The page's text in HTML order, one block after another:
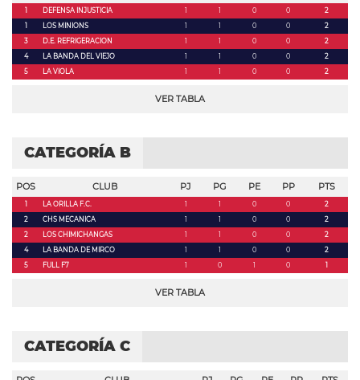
1 DEFENSA INJUSTICIA 1 1 0 0
2
1
LOS MINIONS 1 1 0 0
2
3
D.E. REFRIGERACION 1 1 0 0
2
4
LA BANDA DEL VIEJO 1 1 0 0
2
5
LA VIOLA 1 1 0 0 2
VER TABLA
CATEGORÍA B
POS CLUB PJ PG PE PP PTS
1 LA ORILLA F.C. 1 1 0 0
2
2
CHS MECANICA 1 1 0 0
2
2
LOS CHIMICHANGAS 1 1 0 0
2
4
LA BANDA DE MIRCO 1 1 0 0
2
5
FULL F7 1 0 1 0 1
VER TABLA
CATEGORÍA C